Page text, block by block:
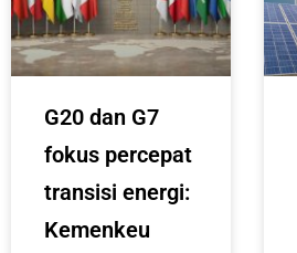
G20 dan G7
fokus percepat
transisi energi:
Kemenkeu